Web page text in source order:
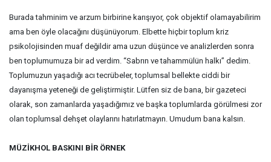
Burada tahminim ve arzum birbirine karışıyor, çok objektif olamayabilirim
ama ben öyle olacağını düşünüyorum. Elbette hiçbir toplum kriz
psikolojisinden muaf değildir ama uzun düşünce ve analizlerden sonra
ben toplumumuza bir ad verdim. “Sabrın ve tahammülün halkı” dedim.
Toplumuzun yaşadığı acı tecrübeler, toplumsal bellekte ciddi bir
dayanışma yeteneği de geliştirmiştir. Lütfen siz de bana, bir gazeteci
olarak, son zamanlarda yaşadığımız ve başka toplumlarda görülmesi zor
olan toplumsal dehşet olaylarını hatırlatmayın. Umudum bana kalsın.
MÜZİKHOL BASKINI BİR ÖRNEK